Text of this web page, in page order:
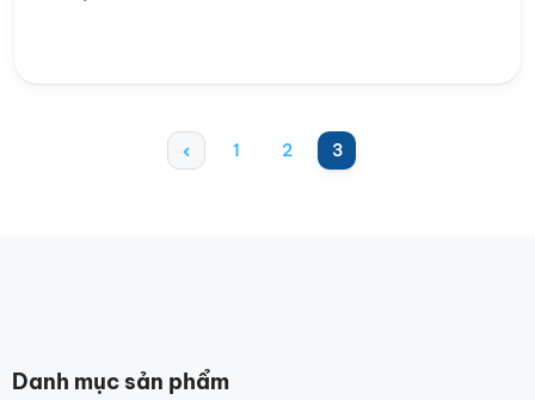
1 2 3
Danh mục sản phẩm